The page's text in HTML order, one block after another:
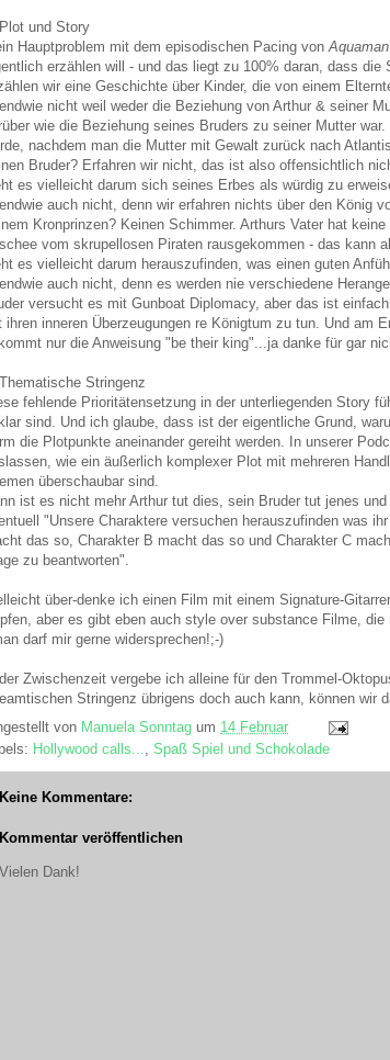
und Story
Hauptproblem mit dem episodischen Pacing vonAquaman
erzählen will - und das liegt zu 100% daran, dass die
wir eine Geschichte über Kinder, die von einem
nicht weil weder die Beziehung von Arthur & seiner
wie die Beziehung seines Bruders zu seiner Mutter
nachdem man die Mutter mit Gewalt zurück nach
Bruder? Erfahren wir nicht, das ist also offensichtlich
es vielleicht darum sich seines Erbes als würdig zu
auch nicht, denn wir erfahren nichts über den König
Kronprinzen? Keinen Schimmer. Arthurs Vater hat
vom skrupellosen Piraten rausgekommen - das kann
es vielleicht darum herauszufinden, was einen guten
auch nicht, denn es werden nie verschiedene
versucht es mit Gunboat Diplomacy, aber das ist
ihren inneren Überzeugungen re Königtum zu tun. Und am
nur die Anweisung "be their king"...ja danke für gar
Stringenz
fehlende Prioritätensetzung in der unterliegenden Story
sind. Und ich glaube, dass ist der eigentliche Grund,
die Plotpunkte aneinander gereiht werden. In unserer
wie ein äußerlich komplexer Plot mit mehreren
überschaubar sind.
ist es nicht mehr Arthur tut dies, sein Bruder tut jenes
"Unsere Charaktere versuchen herauszufinden was
das so, Charakter B macht das so und Charakter C
zu beantworten".
über-denke ich einen Film mit einem Signature-
aber es gibt eben auch style over substance Filme,
darf mir gerne widersprechen!;-)
der Zwischenzeit vergebe ich alleine für den Trommel-
Stringenz übrigens doch auch kann, können wir
von Manuela Sonntag um 14 Februar
Hollywood calls... Spaß Spiel und Schokolade
Keine Kommentare:
Kommentar veröffentlichen
Vielen Dank!